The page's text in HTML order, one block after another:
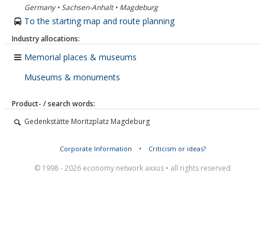
Germany • Sachsen-Anhalt • Magdeburg
To the starting map and route planning
Industry allocations:
Memorial places & museums
Museums & monuments
Product- / search words:
Gedenkstätte Moritzplatz Magdeburg
Corporate Information • Criticism or ideas?
© 1998 - 2026 economy network axxus • all rights reserved